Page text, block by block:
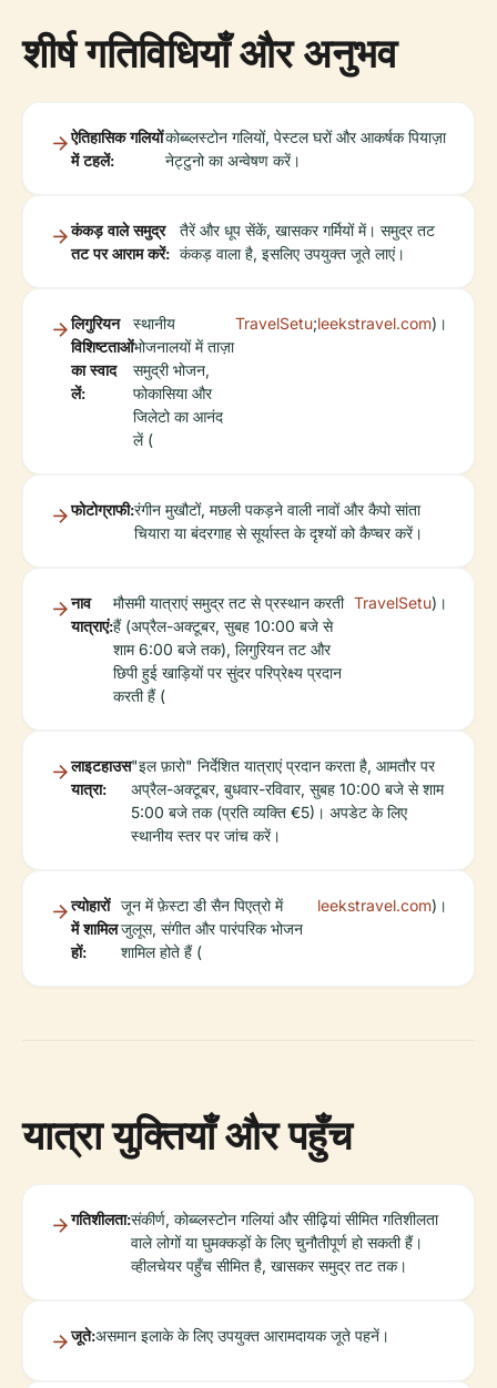
शीर्ष गतिविधियाँ और अनुभव
ऐतिहासिक गलियों
में टहलें:
कोब्ब्लस्टोन गलियों, पेस्टल घरों और आकर्षक पियाज़ा
नेट्टुनो का अन्वेषण करें।
कंकड़ वाले समुद्र
तट पर आराम करें:
तैरें और धूप सेंकें, खासकर गर्मियों में। समुद्र तट
कंकड़ वाला है, इसलिए उपयुक्त जूते लाएं।
लिगुरियन
विशिष्टताओं
का स्वाद
लें:
स्थानीय
भोजनालयों में ताज़ा
समुद्री भोजन,
फोकासिया और
जिलेटो का आनंद
लें (
TravelSetu;leekstravel.com)।
फोटोग्राफी:रंगीन मुखौटों, मछली पकड़ने वाली नावों और कैपो सांता
चियारा या बंदरगाह से सूर्यास्त के दृश्यों को कैप्चर करें।
नाव
यात्राएं:
मौसमी यात्राएं समुद्र तट से प्रस्थान करती
हैं (अप्रैल-अक्टूबर, सुबह 10:00 बजे से
शाम 6:00 बजे तक), लिगुरियन तट और
छिपी हुई खाड़ियों पर सुंदर परिप्रेक्ष्य प्रदान
करती हैं (
TravelSetu)।
लाइटहाउस
यात्रा:
"इल फ़ारो" निर्देशित यात्राएं प्रदान करता है, आमतौर पर
अप्रैल-अक्टूबर, बुधवार-रविवार, सुबह 10:00 बजे से शाम
5:00 बजे तक (प्रति व्यक्ति €5)। अपडेट के लिए
स्थानीय स्तर पर जांच करें।
त्योहारों
में शामिल
हों:
जून में फ़ेस्टा डी सैन पिएत्रो में
जुलूस, संगीत और पारंपरिक भोजन
शामिल होते हैं (
leekstravel.com)।
यात्रा युक्तियाँ और पहुँच
गतिशीलता:संकीर्ण, कोब्ब्लस्टोन गलियां और सीढ़ियां सीमित गतिशीलता
वाले लोगों या घुमक्कड़ों के लिए चुनौतीपूर्ण हो सकती हैं।
व्हीलचेयर पहुँच सीमित है, खासकर समुद्र तट तक।
जूते:असमान इलाके के लिए उपयुक्त आरामदायक जूते पहनें।